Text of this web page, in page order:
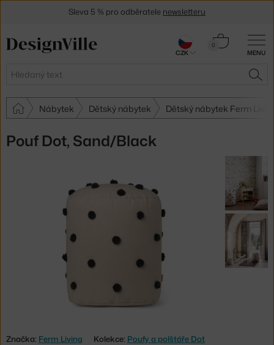
MENU
Hledat
0
Košík
Nábytek Dětský nábytek Dětský nábytek Ferm
Pouf Dot, Sand/Black
Značka: Ferm Living Kolekce: Poufy a polštáře Dot
Sleva 5 % pro odběratele newsletteru
CZK